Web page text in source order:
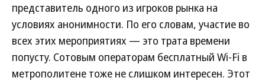
представитель одного из игроков рынка на
условиях анонимности. По его словам, участие во
всех этих мероприятиях — это трата времени
попусту. Сотовым операторам бесплатный Wi-Fi в
метрополитене тоже не слишком интересен. Этот